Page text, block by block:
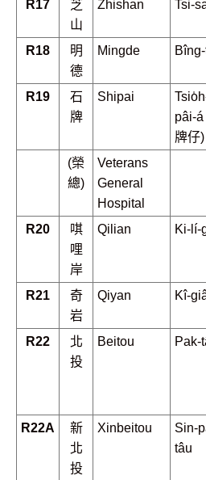
R17
芝
山
Zhishan Tsi-
R18
明
德
Mingde
R19
石
牌
Shipai
pâi-á
牌仔)
(榮
總)
Veterans
General
Hospital
R20
唭
哩
岸
Qilian Ki-lí-
R21
奇
岩
Qiyan Kî-
R22
北
投
Beitou Pak-
R22A
新
北
投
Xinbeitou
Sin-
tâu